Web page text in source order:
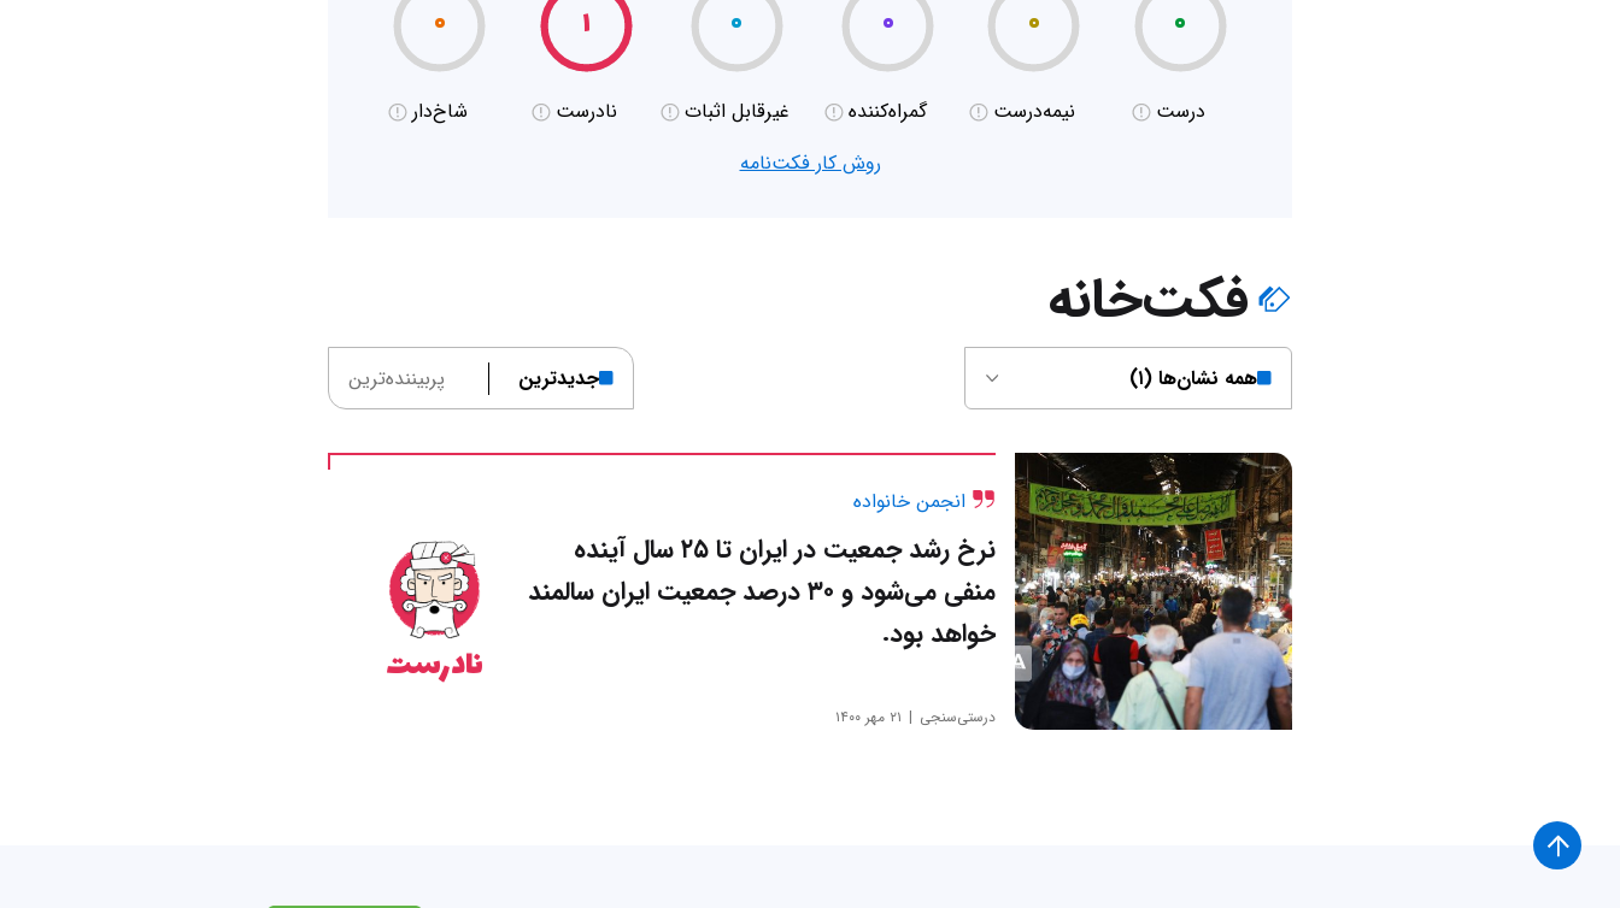
۰
درست
۰
نیمه‌درست
۰
گمراه‌کننده
۰
غیر‌قابل اثبات
۱
نادرست
۰
شاخ‌دار
روش کار فکت‌نامه
فکت‌خانه
همه نشان‌ها (۱) جدیدترین پربیننده‌ترین
انجمن خانواده
نرخ رشد جمعیت در ایران تا ۲۵ سال آینده
منفی می‌شود و ۳۰ درصد جمعیت ایران سالمند
خواهد بود.
نادرست
درستی‌سنجی ۲۱ مهر ۱۴۰۰